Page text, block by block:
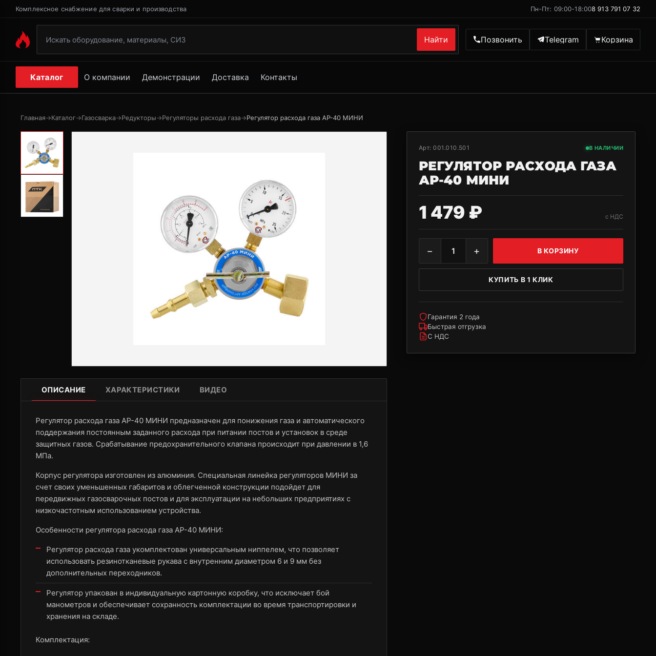
Комплексное снабжение для сварки и производства Пн-Пт: 09:00-18:008 913 791 07 32
Найти Позвонить Telegram Корзина
Каталог О компании Демонстрации Доставка Контакты
Главная→Каталог→Газосварка→Редукторы→Регуляторы расхода газа→Регулятор расхода газа АР-40 МИНИ
ОПИСАНИЕ ХАРАКТЕРИСТИКИ ВИДЕО
Регулятор расхода газа АР-40 МИНИ предназначен для понижения газа и автоматического
поддержания постоянным заданного расхода при питании постов и установок в среде
защитных газов. Срабатывание предохранительного клапана происходит при давлении в 1,6
МПа.
Корпус регулятора изготовлен из алюминия. Специальная линейка регуляторов МИНИ за
счет своих уменьшенных габаритов и облегченной конструкции подойдет для
передвижных газосварочных постов и для эксплуатации на небольших предприятиях с
низкочастотным использованием устройства.
Особенности регулятора расхода газа АР-40 МИНИ:
Регулятор расхода газа укомплектован универсальным ниппелем, что позволяет
использовать резинотканевые рукава с внутренним диаметром 6 и 9 мм без
дополнительных переходников.
Регулятор упакован в индивидуальную картонную коробку, что исключает бой
манометров и обеспечивает сохранность комплектации во время транспортировки и
хранения на складе.
Комплектация:
Арт:001.010.501 В НАЛИЧИИ
РЕГУЛЯТОР РАСХОДА ГАЗА
АР-40 МИНИ
1 479 ₽ с НДС
− 1 + В КОРЗИНУ
КУПИТЬ В 1 КЛИК
Гарантия 2 года
Быстрая отгрузка
С НДС